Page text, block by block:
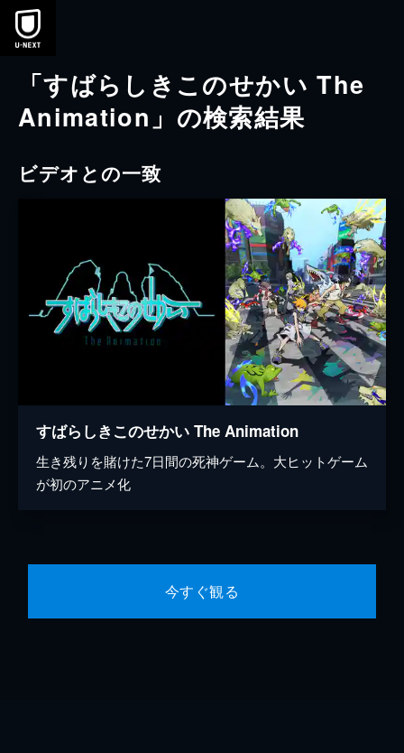
本文へスキップ
「すばらしきこのせかい The
Animation」の検索結果
ビデオとの一致
すばらしきこのせかい The Animation
生き残りを賭けた7日間の死神ゲーム。大ヒットゲーム
が初のアニメ化
今すぐ観る